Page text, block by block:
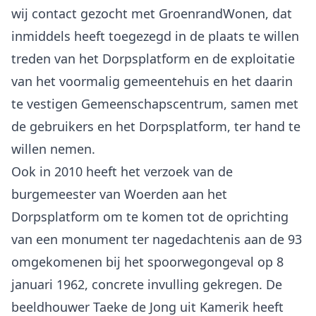
wij contact gezocht met GroenrandWonen, dat
inmiddels heeft toegezegd in de plaats te willen
treden van het Dorpsplatform en de exploitatie
van het voormalig gemeentehuis en het daarin
te vestigen Gemeenschapscentrum, samen met
de gebruikers en het Dorpsplatform, ter hand te
willen nemen.
Ook in 2010 heeft het verzoek van de
burgemeester van Woerden aan het
Dorpsplatform om te komen tot de oprichting
van een monument ter nagedachtenis aan de 93
omgekomenen bij het spoorwegongeval op 8
januari 1962, concrete invulling gekregen. De
beeldhouwer Taeke de Jong uit Kamerik heeft